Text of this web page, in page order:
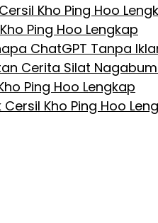
Kho Ping Hoo
Ping Hoo Lengkap
ChatGPT Tanpa
Cerita Silat
Ping Hoo Lengkap
Cersil Kho Ping Hoo